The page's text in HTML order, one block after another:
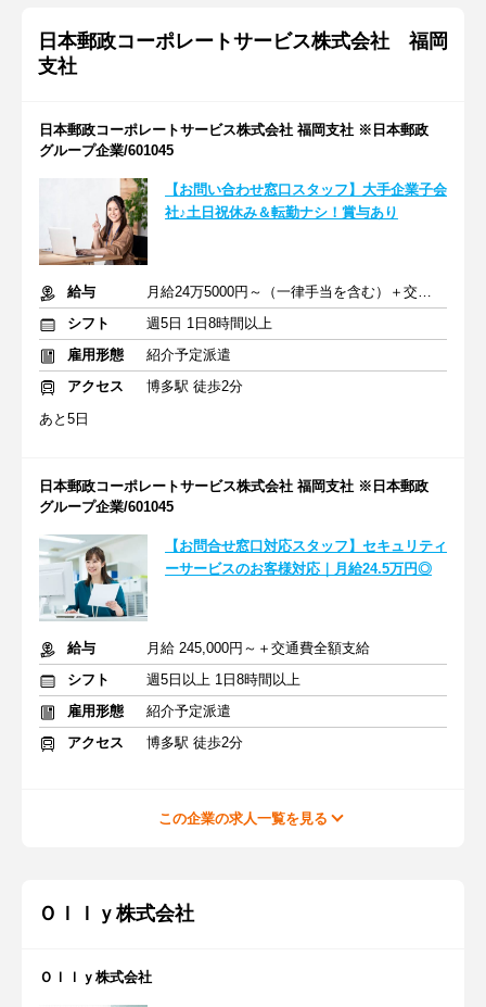
日本郵政コーポレートサービス株式会社 福岡
支社
日本郵政コーポレートサービス株式会社 福岡支社 ※日本郵政
グループ企業/601045
【お問い合わせ窓口スタッフ】大手企業子会
社♪土日祝休み＆転勤ナシ！賞与あり
給与
月給24万5000円～（一律手当を含む）＋交通費支給
シフト
週5日 1日8時間以上
雇用形態
紹介予定派遣
アクセス
博多駅 徒歩2分
あと5日
日本郵政コーポレートサービス株式会社 福岡支社 ※日本郵政
グループ企業/601045
【お問合せ窓口対応スタッフ】セキュリティ
ーサービスのお客様対応｜月給24.5万円◎
給与
月給 245,000円～＋交通費全額支給
シフト
週5日以上 1日8時間以上
雇用形態
紹介予定派遣
アクセス
博多駅 徒歩2分
この企業の求人一覧を見る
Ｏｌｌｙ株式会社
Ｏｌｌｙ株式会社